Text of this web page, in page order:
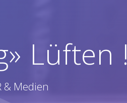
Lüften !
& Medien